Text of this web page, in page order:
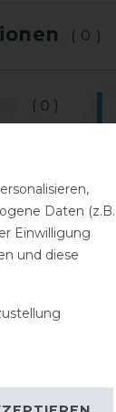
(0)
0
0
0
ZUR
Daten (z.B.
Einwilligung
und diese